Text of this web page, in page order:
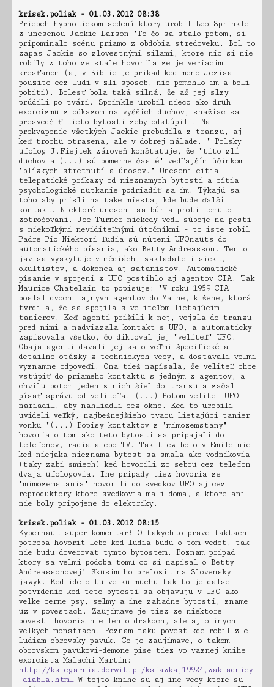
krisek.poliak - 01.03.2012 08:38
Priebeh hypnotickom sedení ktory urobil Leo Sprinkle
z unesenou Jackie Larson "To čo sa stalo potom, si
pripominalo scénu priamo z obdobia stredoveku. Bol to
zapas Jackie so zlovestnými silami, ktore nic si nie
robily z toho ze stale hovorila ze je veriacim
kresťanom (aj v Biblie je prikad ked meno Jezisa
pouzite cez ludi v zli sposob, nie pomohlo im a boli
pobiti). Bolesť bola taká silná, že až jej slzy
prúdili po tvári. Sprinkle urobil nieco ako druh
exorcizmu z odkazom na vyšších duchov, snažíac sa
presvedčiť tieto bytosti zeby odstúpili. Na
prekvapenie všetkých Jackie prebudila z tranzu, aj
keď trochu otrasena, ale v dobrej nálade. " Polsky
ufolog J.Fiejtek zároveň konštatuje, že "tito zlí
duchovia (...) sú pomerne časté" vedľajším účinkom
"blízkych stretnutí a únosov." Uneseni citia
telepatické príkazy od nieznamych bytosti a cítia
psychologické nutkanie podriadiť sa im. Týkajú sa
toho aby prisli na take miesta, kde bude ďalší
kontakt. Niektoré uneseni sa búria proti tomuto
zotročovani. Joe Turner niekedy vedl súboje na pesti
s niekoľkými neviditeľnými útočníkmi - to iste robil
Padre Pio Niektorí ľudia sú nútení UFOnauts do
automatického písania, ako Betty Andreasson. Tento
jav sa vyskytuje v médiách, zakladateli siekt,
okultistov, a dokonca aj satanistov. Automatické
písanie v spojeni z UFO postihlo aj agentov CIA. Tak
Maurice Chatelain to popisuje: "V roku 1959 CIA
poslal dvoch tajnyvh agentov do Maine, k žene, ktorá
tvrdila, že sa spojila s veliteľom lietajúcim
tanierov. Keď agenti prišili k nej, vojsla do tranzu
pred nimi a nadviazala kontakt s UFO, a automaticky
zapisovala všetko, čo diktoval jej "veliteľ" UFO.
Obaja agenti davali jej sa o veľmi špecifické a
detailne otázky z technickych vecy, a dostavali velmi
vyznamne odpoveďi. Ona tiež napísala, že veliteľ chce
vstúpiť do priameho kontaktu s jedným z agentov, a
chvilu potom jeden z nich šiel do tranzu a začal
písať správu od veliteľa. (...) Potom velitel UFO
nariadil, aby nahliadli cez okno. Ked to urobili
uvideli veľký, najbežnejšieho tvaru lietajúci tanier
vonku "(...) Popisy kontaktov z "mimozemstany"
hovoria o tom ako teto bytosti sa pripajali do
telefonov, radia alebo TV. Tak tiez bolo v Emilcinie
ked niejaka nieznama bytost sa smala ako vodnikovia
(taky zabi smiech) ked hovorili zo sebou cez telefon
dvaja ufologovia. Ine pripady tiez hovoria ze
"mimozemstania" hovorili do svedkov UFO aj cez
reproduktory ktore svedkovia mali doma, a ktore ani
nie boly pripojene do elektriky.
krisek.poliak - 01.03.2012 08:15
Kybernaut super komentar! O takychto prave faktach
potreba hovorit lebo ked ludia budu o tom vedet, tak
nie budu doverovat tymto bytostem. Poznam pripad
ktory sa velmi podoba tomu co si napisal o Betty
Andreassonovej! Skusim ho prelozit na Slovensky
jazyk. Ked ide o tu velku muchu tak to je dalse
potvrdenie ked teto bytosti sa objavuju v UFO ako
velke cerne psy, selmy a ine zahadne bytosti, zname
uz v povestach. Zaujimave je tiez ze niektore
povesti hovoria nie len o drakoch, ale aj o inych
velkych monstrach. Poznam taku povest kde robil zle
ludiam obrovsky pavuk. Co je zaujimave, o takom
obrovskom pavukovi-demone pise tiez vo vaznej knihe
exorcista Malachi Martin:
http://ksiegarnia.dorwit.pl/ksiazka,19924,zakladnicy
-diabla.htmlW tejto knihe su aj ine vecy ktore su